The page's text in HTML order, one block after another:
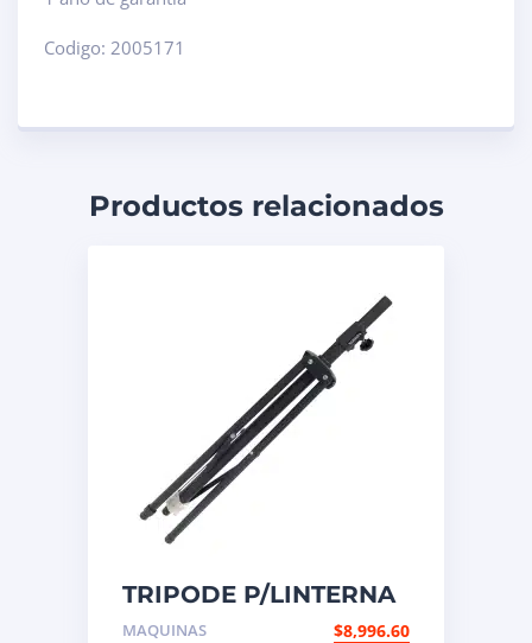
Codigo: 2005171
Productos relacionados
TRIPODE P/LINTERNA
INSPECCION 15W/30W
MAQUINAS $8,996.60